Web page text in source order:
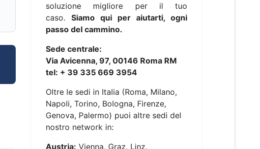
soluzione migliore per il tuo
caso. Siamo qui per aiutarti, ogni
passo del cammino.
Sede centrale:
Via Avicenna, 97, 00146 Roma RM
tel: + 39 335 669 3954
Oltre le sedi in Italia (Roma, Milano,
Napoli, Torino, Bologna, Firenze,
Genova, Palermo) puoi altre sedi del
nostro network in:
Austria: Vienna, Graz, Linz,